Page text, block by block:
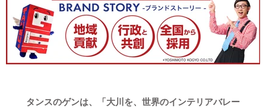
予定が防水パンと合わず脱衣所の壁に設置しましたが色々置い
てスッキリしたのでよかったです。
>>タンスのゲンが返信しました
この度はタンスのゲンをご利用いただき、誠にありがとう
置場所についてはご予定と異なったとのことですが、脱衣
タンスのゲンは、「大川を、世界のインテリアバレー